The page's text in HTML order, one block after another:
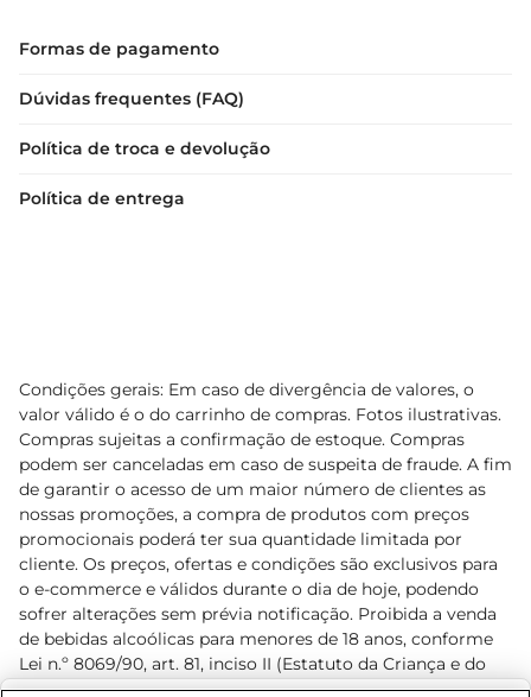
Formas de pagamento
Dúvidas frequentes (FAQ)
Política de troca e devolução
Política de entrega
Condições gerais: Em caso de divergência de valores, o
valor válido é o do carrinho de compras. Fotos ilustrativas.
Compras sujeitas a confirmação de estoque. Compras
podem ser canceladas em caso de suspeita de fraude. A fim
de garantir o acesso de um maior número de clientes as
nossas promoções, a compra de produtos com preços
promocionais poderá ter sua quantidade limitada por
cliente. Os preços, ofertas e condições são exclusivos para
o e-commerce e válidos durante o dia de hoje, podendo
sofrer alterações sem prévia notificação. Proibida a venda
de bebidas alcoólicas para menores de 18 anos, conforme
Lei n.º 8069/90, art. 81, inciso II (Estatuto da Criança e do
Adolescente). Preços e condições exclusivos para o